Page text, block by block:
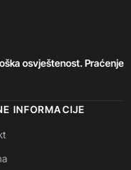
osvještenost. Praćenje
INFORMACIJE